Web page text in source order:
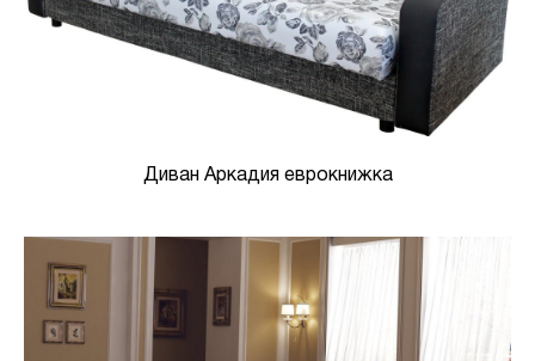
Диван Аркадия еврокнижка